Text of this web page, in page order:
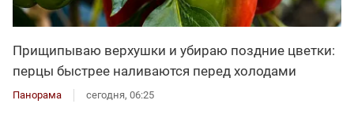
Прищипываю верхушки и убираю поздние цветки:
перцы быстрее наливаются перед холодами
Панорама сегодня, 06:25